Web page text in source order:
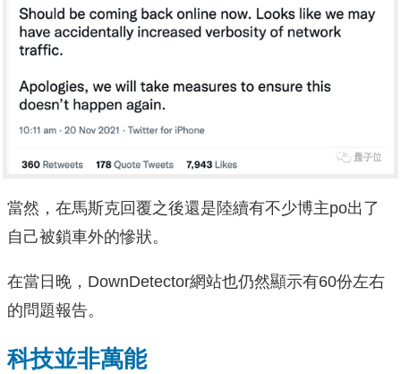
當然，在馬斯克回覆之後還是陸續有不少博主po出了
自己被鎖車外的慘狀。
在當日晚，DownDetector網站也仍然顯示有60份左右
的問題報告。
科技並非萬能